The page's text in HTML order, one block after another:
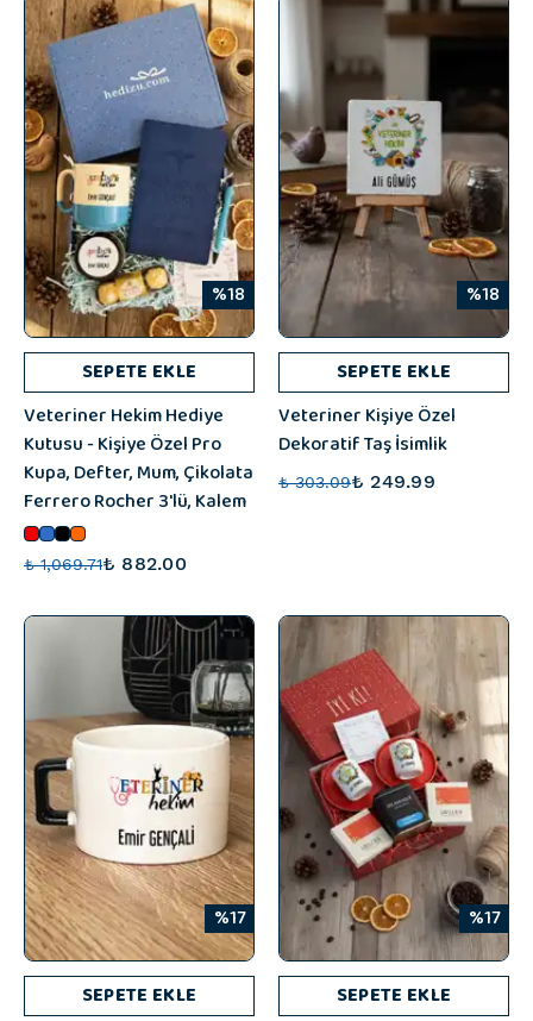
%18
SEPETE EKLE
Veteriner Hekim Hediye
Kutusu - Kişiye Özel Pro
Kupa, Defter, Mum, Çikolata
Ferrero Rocher 3'lü, Kalem
₺ 1,069.71₺ 882.00
%18
SEPETE EKLE
Veteriner Kişiye Özel
Dekoratif Taş İsimlik
₺ 303.09₺ 249.99
%17
SEPETE EKLE
%17
SEPETE EKLE